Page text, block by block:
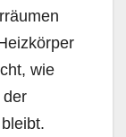
wie
der